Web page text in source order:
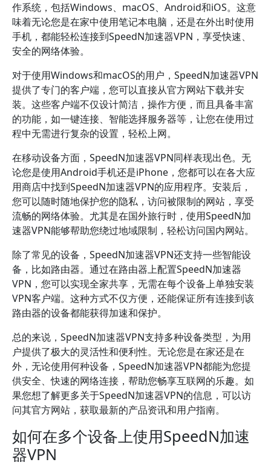
作系统，包括Windows、macOS、Android和iOS。这意
味着无论您是在家中使用笔记本电脑，还是在外出时使用
手机，都能轻松连接到SpeedN加速器VPN，享受快速、
安全的网络体验。
对于使用Windows和macOS的用户，SpeedN加速器VPN
提供了专门的客户端，您可以直接从官方网站下载并安
装。这些客户端不仅设计简洁，操作方便，而且具备丰富
的功能，如一键连接、智能选择服务器等，让您在使用过
程中无需进行复杂的设置，轻松上网。
在移动设备方面，SpeedN加速器VPN同样表现出色。无
论您是使用Android手机还是iPhone，您都可以在各大应
用商店中找到SpeedN加速器VPN的应用程序。安装后，
您可以随时随地保护您的隐私，访问被限制的网站，享受
流畅的网络体验。尤其是在国外旅行时，使用SpeedN加
速器VPN能够帮助您绕过地域限制，轻松访问国内网站。
除了常见的设备，SpeedN加速器VPN还支持一些智能设
备，比如路由器。通过在路由器上配置SpeedN加速器
VPN，您可以实现全家共享，无需在每个设备上单独安装
VPN客户端。这种方式不仅方便，还能保证所有连接到该
路由器的设备都能获得加速和保护。
总的来说，SpeedN加速器VPN支持多种设备类型，为用
户提供了极大的灵活性和便利性。无论您是在家还是在
外，无论使用何种设备，SpeedN加速器VPN都能为您提
供安全、快速的网络连接，帮助您畅享互联网的乐趣。如
果您想了解更多关于SpeedN加速器VPN的信息，可以访
问其官方网站，获取最新的产品资讯和用户指南。
如何在多个设备上使用SpeedN加速
器VPN